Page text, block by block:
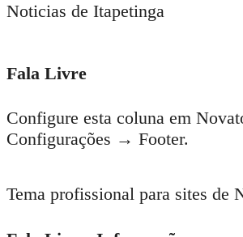
Noticias de Itapetinga
Fala Livre
Configure esta coluna em
Configurações → Footer.
Tema profissional para sites de